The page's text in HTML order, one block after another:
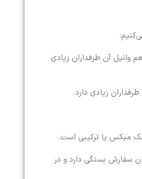
آن طرفداران زیادی
زیادی دارد.
میکس یا ترکیبی است.
سفارش بستگی دارد و در